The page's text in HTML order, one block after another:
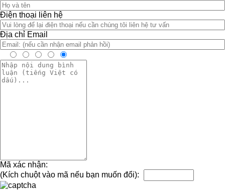
Điện thoại liên hệ
Địa chỉ Email
Mã xác nhận:
(Kích chuột vào mã nếu bạn muốn đổi):